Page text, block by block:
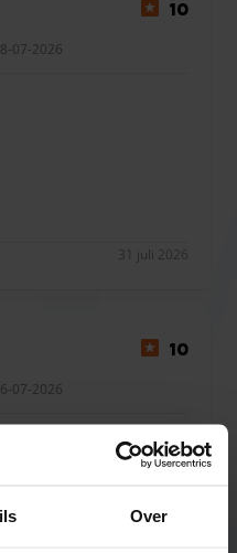
Over
10
07-2026
31 juli 2026
10
07-2026
Etwas Zeitreserve
Etwas Zeitreserve einplanen